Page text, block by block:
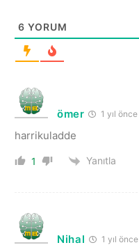
6 YORUM
ömer 1 yıl önce
harrikuladde
1 Yanıtla
Nihal 1 yıl önce